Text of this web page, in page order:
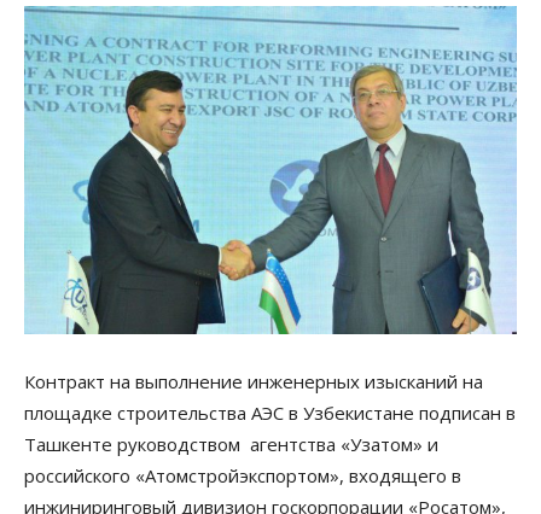
Контракт на выполнение инженерных изысканий на
площадке строительства АЭС в Узбекистане подписан в
Ташкенте руководством агентства «Узатом» и
российского «Атомстройэкспортом», входящего в
инжиниринговый дивизион госкорпорации «Росатом»,